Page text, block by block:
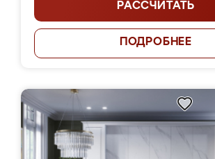
РАССЧИТАТЬ
ПОДРОБНЕЕ